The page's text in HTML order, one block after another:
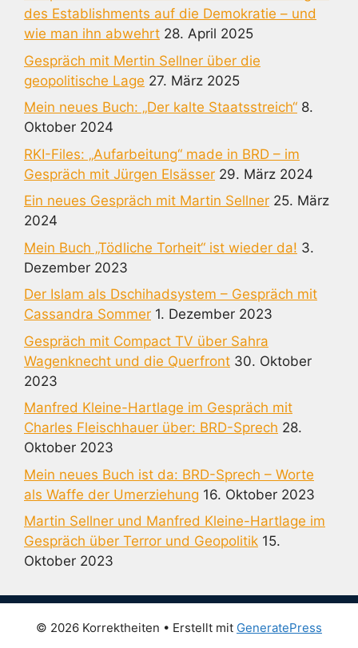
des Establishments auf die Demokratie – und
wie man ihn abwehrt 28. April 2025
Gespräch mit Mertin Sellner über die
geopolitische Lage 27. März 2025
Mein neues Buch: „Der kalte Staatsstreich“ 8.
Oktober 2024
RKI-Files: „Aufarbeitung“ made in BRD – im
Gespräch mit Jürgen Elsässer 29. März 2024
Ein neues Gespräch mit Martin Sellner 25. März
2024
Mein Buch „Tödliche Torheit“ ist wieder da! 3.
Dezember 2023
Der Islam als Dschihadsystem – Gespräch mit
Cassandra Sommer 1. Dezember 2023
Gespräch mit Compact TV über Sahra
Wagenknecht und die Querfront 30. Oktober
2023
Manfred Kleine-Hartlage im Gespräch mit
Charles Fleischhauer über: BRD-Sprech 28.
Oktober 2023
Mein neues Buch ist da: BRD-Sprech – Worte
als Waffe der Umerziehung 16. Oktober 2023
Martin Sellner und Manfred Kleine-Hartlage im
Gespräch über Terror und Geopolitik 15.
Oktober 2023
© 2026 Korrektheiten • Erstellt mit GeneratePress